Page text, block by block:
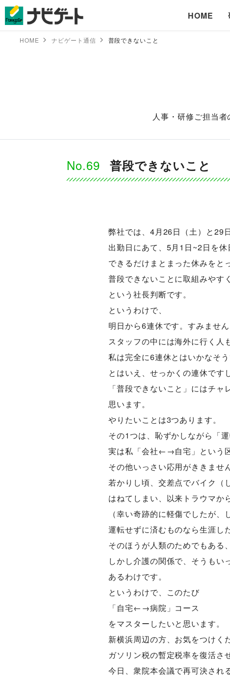
HOME
HOME ナビゲート通信 普段できないこと
人事・研修ご担当
No.69 普段できないこと
弊社では、4月26日（土）と29
出勤日にあて、5月1日~2日を休
できるだけまとまった休みをと
普段できないことに取組みやす
という社長判断です。
というわけで、
明日から6連休です。すみません
スタッフの中には海外に行く人
私は完全に6連休とはいかなそう
とはいえ、せっかくの連休ですし
「普段できないこと」にはチャ
思います。
やりたいことは3つあります。
その1つは、恥ずかしながら「運
実は私「会社←→自宅」という
その他いっさい応用がききません
若かりし頃、交差点でバイク（
はねてしまい、以来トラウマか
（幸い奇跡的に軽傷でしたが、
運転せずに済むものなら生涯し
そのほうが人類のためでもある
しかし介護の関係で、そうもい
あるわけです。
というわけで、このたび
「自宅←→病院」コース
をマスターしたいと思います。
新横浜周辺の方、お気をつけく
ガソリン税の暫定税率を復活さ
今日、衆院本会議で再可決され